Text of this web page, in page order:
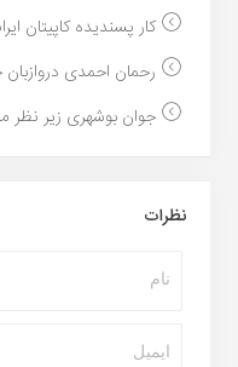
کار پسندیده کاپیتان
رحمان احمدی
جوان بوشهری زیر نظر
نظرات